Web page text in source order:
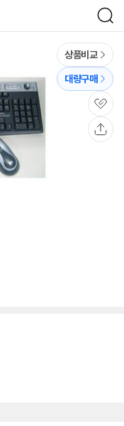
검
색
상품비교
대량구매
관
심